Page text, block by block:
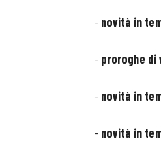
- novità in
- proroghe di
- novità in
- novità in